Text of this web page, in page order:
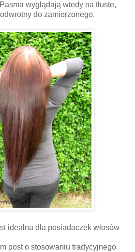
wyglądają wtedy na tłuste,
do zamierzonego.
idealna dla posiadaczek włosów
post o stosowaniu tradycyjnego